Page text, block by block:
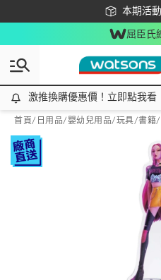
本期活
下載app
屈臣氏
激推換購優惠價！立即點我看
激推換購優惠價！立即點我看
首頁/ 日用品/嬰幼兒用品/玩具/書籍/